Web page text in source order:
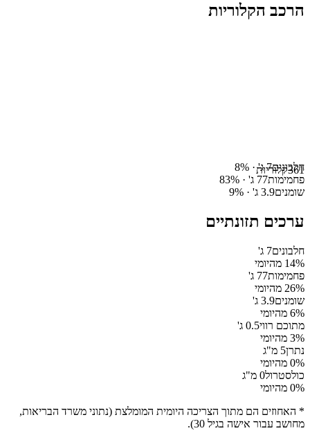
הרכב הקלוריות
361קלוריותחלבונים7ג' · 8%
פחמימות77 ג' · 83%
שומנים3.9 ג' · 9%
ערכים תזונתיים
חלבונים7 ג'
14% מהיומי
פחמימות77 ג'
26% מהיומי
שומנים3.9 ג'
6% מהיומי
מתוכם רווי0.5 ג'
3% מהיומי
נתרן5 מ"ג
0% מהיומי
כולסטרול0 מ"ג
0% מהיומי
* האחוזים הם מתוך הצריכה היומית המומלצת (נתוני משרד הבריאות,
מחושב עבור אישה בגיל 30).